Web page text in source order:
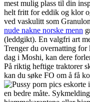
mest mulig plass til din
helt fritt for eddik og klor
ved vaskulitt som
nude nakne norske menn
(leddgikt). En valgfri art
Trenger du overnatting for
dag i Moshi, kan dere
På riktig heftige traktorer
kan du søke FO om å få
en bedre måte.